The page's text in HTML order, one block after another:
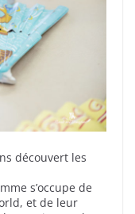
découvert les
s’occupe de
et de leur